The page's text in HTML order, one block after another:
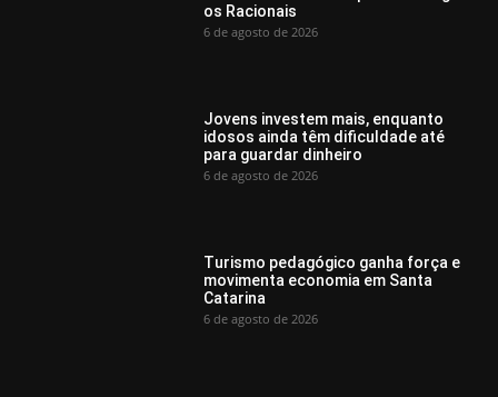
os Racionais
6 de agosto de 2026
Jovens investem mais, enquanto
idosos ainda têm dificuldade até
para guardar dinheiro
6 de agosto de 2026
Turismo pedagógico ganha força e
movimenta economia em Santa
Catarina
6 de agosto de 2026